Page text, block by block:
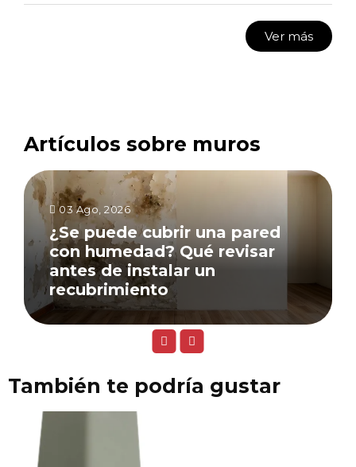
Ver más
Artículos sobre muros
03 Ago, 2026
¿Se puede cubrir una pared
con humedad? Qué revisar
antes de instalar un
recubrimiento
También te podría gustar